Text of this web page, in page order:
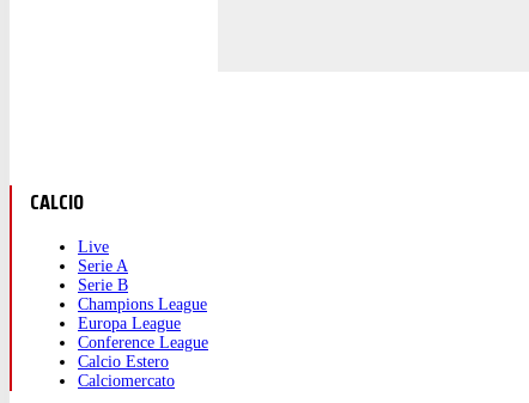
CALCIO
Live
Serie A
Serie B
Champions League
Europa League
Conference League
Calcio Estero
Calciomercato